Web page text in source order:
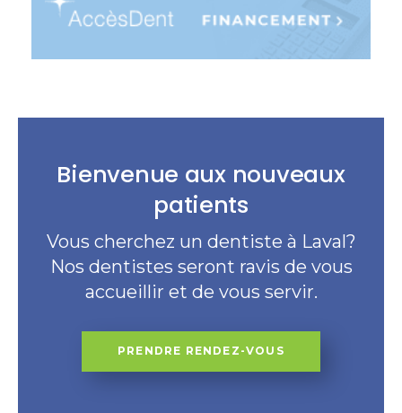
Bienvenue aux nouveaux
patients
Vous cherchez un dentiste à Laval?
Nos dentistes seront ravis de vous
accueillir et de vous servir.
PRENDRE RENDEZ-VOUS